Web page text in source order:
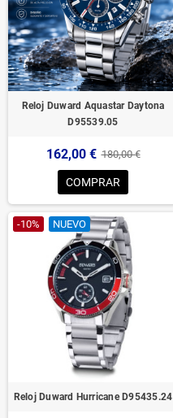
Reloj Duward Aquastar Daytona
D95539.05
162,00 € 180,00 €
COMPRAR
-10% NUEVO
Reloj Duward Hurricane D95435.24